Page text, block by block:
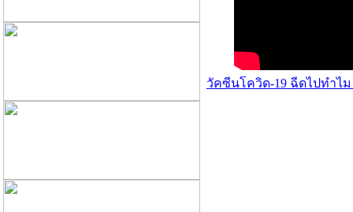
วัคซีนโควิด-19 ฉีดไปทำไม